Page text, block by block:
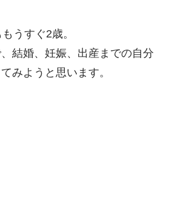
うすぐ2歳。
結婚、妊娠、出産までの自分
みようと思います。